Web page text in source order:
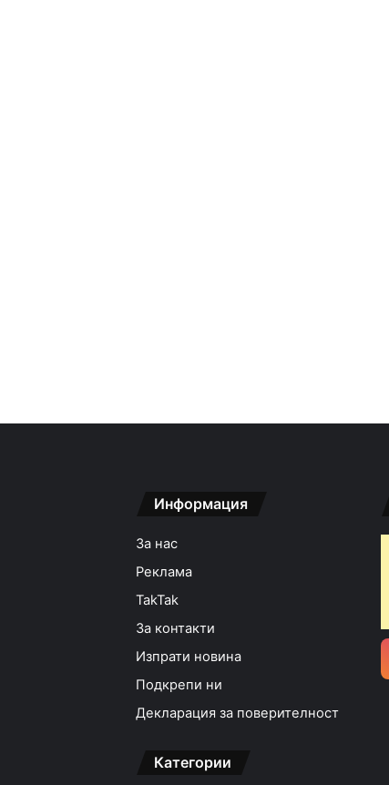
Информация
За нас
Реклама
TakTak
За контакти
Изпрати новина
Подкрепи ни
Декларация за поверителност
Категории